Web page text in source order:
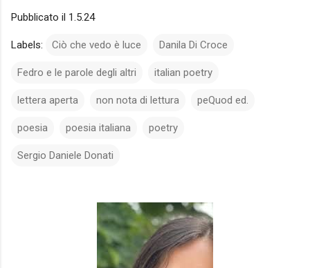
Pubblicato il 1.5.24
Labels: Ciò che vedo è luce Danila Di Croce
Fedro e le parole degli altri italian poetry
lettera aperta non nota di lettura peQuod ed.
poesia poesia italiana poetry
Sergio Daniele Donati